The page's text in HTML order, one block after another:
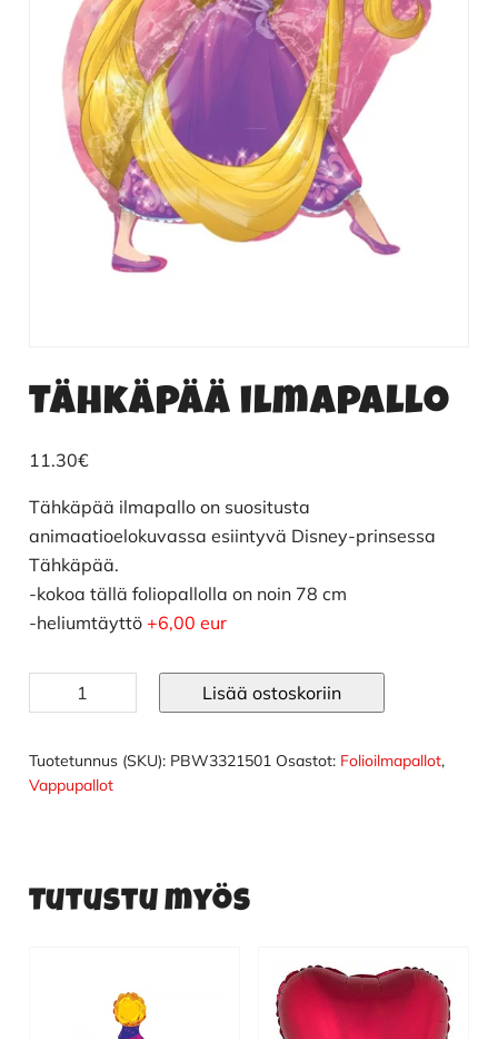
Tähkäpää ilmapallo
11.30€
Tähkäpää ilmapallo on suositusta
animaatioelokuvassa esiintyvä Disney-prinsessa
Tähkäpää.
-kokoa tällä foliopallolla on noin 78 cm
-heliumtäyttö +6,00 eur
Tähkäpää
ilmapallo
Lisää ostoskoriin
Tuotetunnus (SKU): PBW3321501 Osastot: Folioilmapallot,
Vappupallot
Tutustu myös